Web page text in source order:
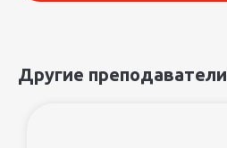
Другие преподаватели